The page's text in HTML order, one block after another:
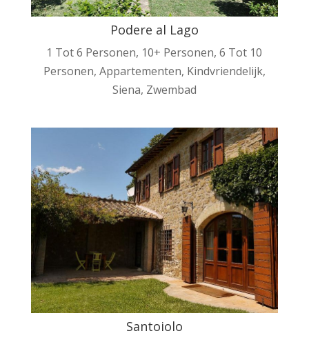
Podere al Lago
1 Tot 6 Personen, 10+ Personen,6 Tot 10
Personen, Appartementen, Kindvriendelijk,
Siena, Zwembad
Santoiolo